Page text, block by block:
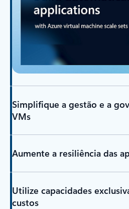
Simplifique a gestão e a
VMs
Aumente a resiliência das
Utilize capacidades
custos